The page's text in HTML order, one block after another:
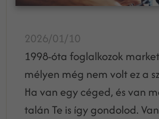
2026/01/10
1998-óta foglalkozok
mélyen még nem volt ez a
Ha van egy céged, és van
talán Te is így gondolod.